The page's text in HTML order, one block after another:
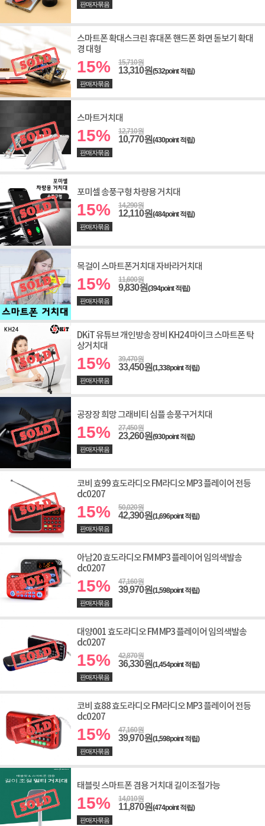
판매자묶음
스마트폰 확대스크린 휴대폰 핸드폰 화면 돋보기 확대
경 대형
15% 15,710원
13,310원(532point 적립)
판매자묶음
스마트거치대
15% 12,710원
10,770원(430point 적립)
판매자묶음
포미셀 송풍구형 차량용 거치대
15% 14,290원
12,110원(484point 적립)
판매자묶음
목걸이 스마트폰거치대 자바라거치대
15% 11,600원
9,830원(394point 적립)
판매자묶음
DKiT 유튜브 개인방송 장비 KH24 마이크 스마트폰 탁
상거치대
15% 39,470원
33,450원(1,338point 적립)
판매자묶음
공장장 희망 그래비티 심플 송풍구거치대
15% 27,450원
23,260원(930point 적립)
판매자묶음
코비 효99 효도라디오 FM라디오 MP3 플레이어 전등
dc0207
15% 50,020원
42,390원(1,696point 적립)
판매자묶음
아남20 효도라디오 FM MP3 플레이어 임의색발송
dc0207
15% 47,160원
39,970원(1,598point 적립)
판매자묶음
대양001 효도라디오 FM MP3 플레이어 임의색발송
dc0207
15% 42,870원
36,330원(1,454point 적립)
판매자묶음
코비 효88 효도라디오 FM라디오 MP3 플레이어 전등
dc0207
15% 47,160원
39,970원(1,598point 적립)
판매자묶음
태블릿 스마트폰 겸용 거치대 길이조절가능
15% 14,010원
11,870원(474point 적립)
판매자묶음